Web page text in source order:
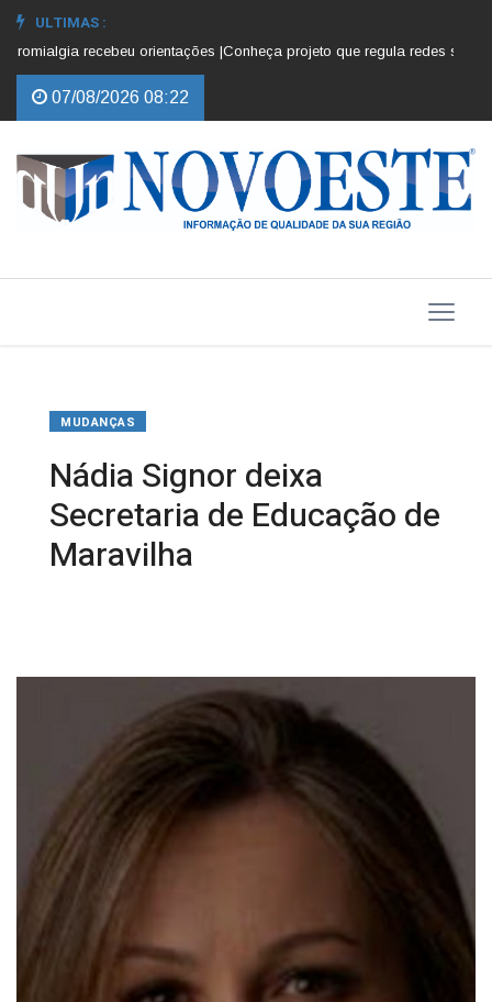
ULTIMAS :
recebeu orientações |Conheça projeto que regula redes sociais
07/08/2026 08:22
MUDANÇAS
Nádia Signor deixa
Secretaria de Educação de
Maravilha